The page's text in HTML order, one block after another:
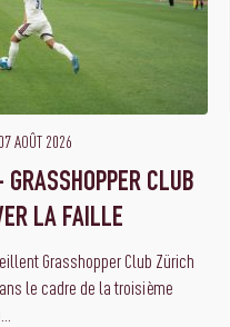
07 AOÛT 2026
CLUB
LA FAILLE
Grasshopper Club Zürich
le cadre de la troisième